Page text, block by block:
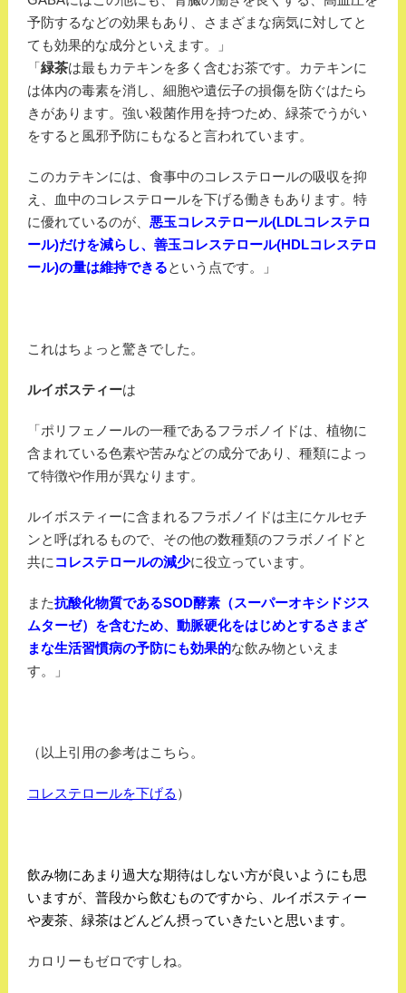
予防するなどの効果もあり、さまざまな病気に対してと
ても効果的な成分といえます。」
「緑茶は最もカテキンを多く含むお茶です。カテキンに
は体内の毒素を消し、細胞や遺伝子の損傷を防ぐはたら
きがあります。強い殺菌作用を持つため、緑茶でうがい
をすると風邪予防にもなると言われています。
このカテキンには、食事中のコレステロールの吸収を抑
え、血中のコレステロールを下げる働きもあります。特
に優れているのが、 悪玉コレステロール(LDLコレステロ
ール)だけを減らし、善玉コレステロール(HDLコレステロ
ール)の量は維持できるという点です。」
これはちょっと驚きでした。
ルイボスティーは
「ポリフェノールの一種であるフラボノイドは、植物に
含まれている色素や苦みなどの成分であり、種類によっ
て特徴や作用が異なります。
ルイボスティーに含まれるフラボノイドは主にケルセチ
ンと呼ばれるもので、その他の数種類のフラボノイドと
共に コレステロールの減少に役立っています。
また抗酸化物質であるSOD酵素（スーパーオキシドジス
ムターゼ）を含むため、動脈硬化をはじめとするさまざ
まな生活習慣病の予防にも効果的な飲み物といえま
す。」
（以上引用の参考はこちら。
コレステロールを下げる ）
飲み物にあまり過大な期待はしない方が良いようにも思
いますが、普段から飲むものですから、ルイボスティー
や麦茶、緑茶はどんどん摂っていきたいと思います。
カロリーもゼロですしね。